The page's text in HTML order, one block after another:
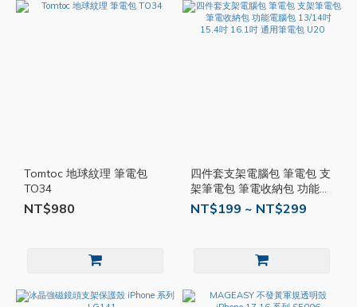
Tomtoc 地球紋理 筆電包
TO34
NT$980
四件套支架電腦包 筆電包 支
架筆電包 筆電收納包 功能電
腦包 13/14吋 15.4吋 16.1吋
NT$199 ~ NT$299